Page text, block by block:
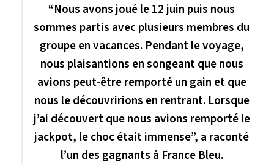
“Nous avons joué le 12 juin puis nous
sommes partis avec plusieurs membres du
groupe en vacances. Pendant le voyage,
nous plaisantions en songeant que nous
avions peut-être remporté un gain et que
nous le découvririons en rentrant. Lorsque
j’ai découvert que nous avions remporté le
jackpot, le choc était immense”, a raconté
l’un des gagnants à France Bleu.